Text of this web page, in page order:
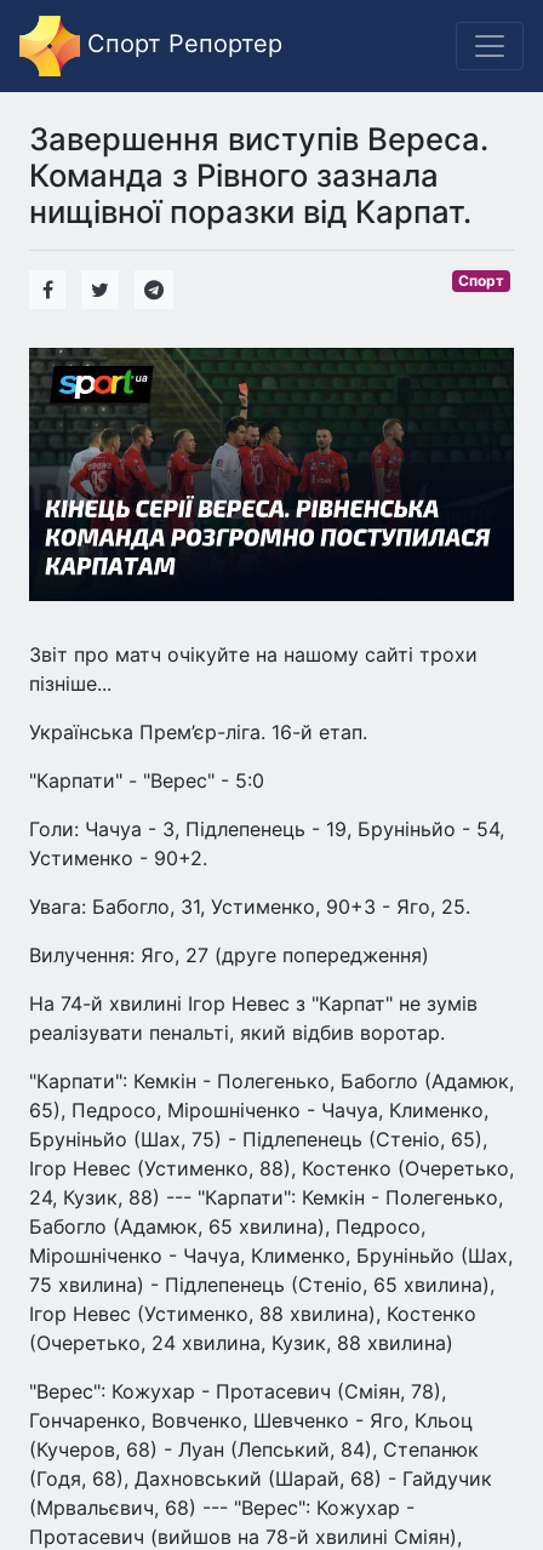
Спорт Репортер
Завершення виступів Вереса.
Команда з Рівного зазнала
нищівної поразки від Карпат.
Спорт
Звіт про матч очікуйте на нашому сайті трохи
пізніше...
Українська Прем’єр-ліга. 16-й етап.
"Карпати" - "Верес" - 5:0
Голи: Чачуа - 3, Підлепенець - 19, Бруніньйо - 54,
Устименко - 90+2.
Увага: Бабогло, 31, Устименко, 90+3 - Яго, 25.
Вилучення: Яго, 27 (друге попередження)
На 74-й хвилині Ігор Невес з "Карпат" не зумів
реалізувати пенальті, який відбив воротар.
"Карпати": Кемкін - Полегенько, Бабогло (Адамюк,
65), Педросо, Мірошніченко - Чачуа, Клименко,
Бруніньйо (Шах, 75) - Підлепенець (Стеніо, 65),
Ігор Невес (Устименко, 88), Костенко (Очеретько,
24, Кузик, 88) --- "Карпати": Кемкін - Полегенько,
Бабогло (Адамюк, 65 хвилина), Педросо,
Мірошніченко - Чачуа, Клименко, Бруніньйо (Шах,
75 хвилина) - Підлепенець (Стеніо, 65 хвилина),
Ігор Невес (Устименко, 88 хвилина), Костенко
(Очеретько, 24 хвилина, Кузик, 88 хвилина)
"Верес": Кожухар - Протасевич (Сміян, 78),
Гончаренко, Вовченко, Шевченко - Яго, Кльоц
(Кучеров, 68) - Луан (Лепський, 84), Степанюк
(Годя, 68), Дахновський (Шарай, 68) - Гайдучик
(Мрвальєвич, 68) --- "Верес": Кожухар -
Протасевич (вийшов на 78-й хвилині Сміян),